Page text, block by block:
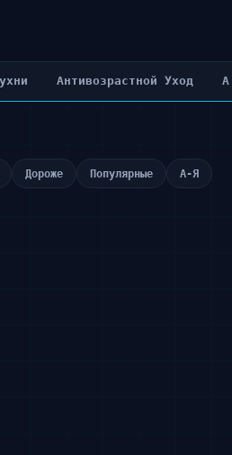
Антивозрастной Уход
Дороже Популярные А-Я